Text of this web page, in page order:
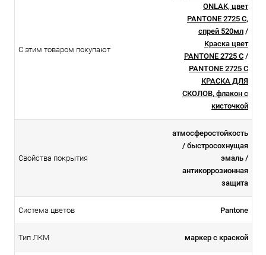
С этим товаром покупают
ONLAK, цвет
PANTONE 2725 C,
спрей 520мл /
Краска цвет
PANTONE 2725 C /
PANTONE 2725 C
КРАСКА ДЛЯ
СКОЛОВ, флакон с
кисточкой
Свойства покрытия
атмосферостойкоcть
/ быстросохнущая
эмаль /
антикоррозионная
защита
Система цветов Pantone
Тип ЛКМ маркер с краской